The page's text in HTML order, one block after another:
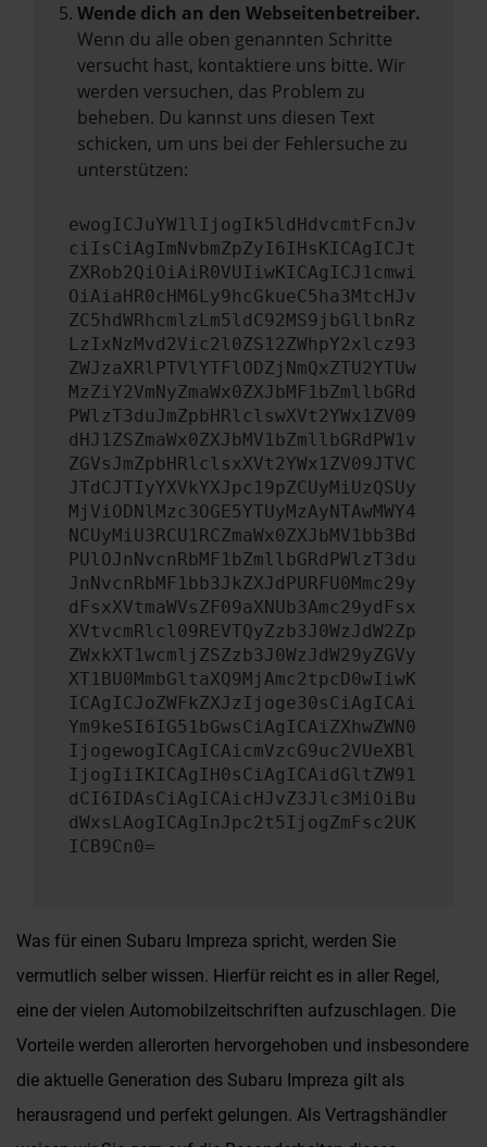
Wende dich an den Webseitenbetreiber.
Wenn du alle oben genannten Schritte
versucht hast, kontaktiere uns bitte. Wir
werden versuchen, das Problem zu
beheben. Du kannst uns diesen Text
schicken, um uns bei der Fehlersuche zu
unterstützen:
ewogICJuYW1lIjogIk5ldHdvcmtFcnJv
ciIsCiAgImNvbmZpZyI6IHsKICAgICJt
ZXRob2QiOiAiR0VUIiwKICAgICJ1cmwi
OiAiaHR0cHM6Ly9hcGkueC5ha3MtcHJv
ZC5hdWRhcmlzLm5ldC92MS9jbGllbnRz
LzIxNzMvd2Vic2l0ZS12ZWhpY2xlcz93
ZWJzaXRlPTVlYTFlODZjNmQxZTU2YTUw
MzZiY2VmNyZmaWx0ZXJbMF1bZmllbGRd
PWlzT3duJmZpbHRlclswXVt2YWx1ZV09
dHJ1ZSZmaWx0ZXJbMV1bZmllbGRdPW1v
ZGVsJmZpbHRlclsxXVt2YWx1ZV09JTVC
JTdCJTIyYXVkYXJpc19pZCUyMiUzQSUy
MjViODNlMzc3OGE5YTUyMzAyNTAwMWY4
NCUyMiU3RCU1RCZmaWx0ZXJbMV1bb3Bd
PUlOJnNvcnRbMF1bZmllbGRdPWlzT3du
JnNvcnRbMF1bb3JkZXJdPURFU0Mmc29y
dFsxXVtmaWVsZF09aXNUb3Amc29ydFsx
XVtvcmRlcl09REVTQyZzb3J0WzJdW2Zp
ZWxkXT1wcmljZSZzb3J0WzJdW29yZGVy
XT1BU0MmbGltaXQ9MjAmc2tpcD0wIiwK
ICAgICJoZWFkZXJzIjoge30sCiAgICAi
Ym9keSI6IG51bGwsCiAgICAiZXhwZWN0
IjogewogICAgICAicmVzcG9uc2VUeXBl
IjogIiIKICAgIH0sCiAgICAidGltZW91
dCI6IDAsCiAgICAicHJvZ3Jlc3MiOiBu
dWxsLAogICAgInJpc2t5IjogZmFsc2UK
ICB9Cn0=
Was für einen Subaru Impreza spricht, werden Sie
vermutlich selber wissen. Hierfür reicht es in aller Regel,
eine der vielen Automobilzeitschriften aufzuschlagen. Die
Vorteile werden allerorten hervorgehoben und insbesondere
die aktuelle Generation des Subaru Impreza gilt als
herausragend und perfekt gelungen. Als Vertragshändler